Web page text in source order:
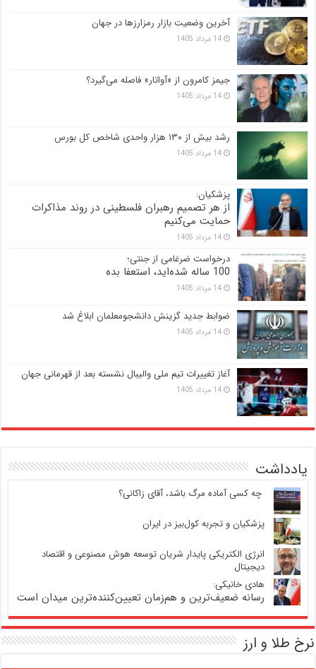
آخرین وضعیت بازار رمزارزها در جهان
14 مرداد 1405
جیمز کامرون از «آواتار» فاصله می‌گیرد؟
14 مرداد 1405
رشد بیش از ۱۳۰ هزار واحدی شاخص کل بورس
14 مرداد 1405
پزشکیان:
از هر تصمیم رهبران فلسطینی در روند مذاکرات
حمایت می‌کنیم
14 مرداد 1405
درخواست ضرغامی از جنتی؛
100 ساله شده‌اید، استعفا بده
14 مرداد 1405
ضوابط جدید گزینش دانشجومعلمان ابلاغ شد
14 مرداد 1405
آغاز تغییرات تیم ملی والیبال نشسته بعد از قهرمانی جهان
14 مرداد 1405
یادداشت
‍ چه کسی آماده مرگ باشد، آقای زاکانی؟
پزشکیان و تجربه کول‌بیز در ایران
انرژی الکتریکی پایدار شریان توسعه هوش مصنوعی و اقتصاد
دیجیتال
هادی خانیکی:
رسانه ضعیف‌ترین و هم‌زمان تعیین‌کننده‌ترین میدان است
نرخ طلا و ارز